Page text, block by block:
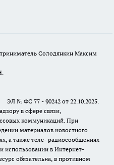
Солодянкин Максим
ЭЛ № ФС 77 - 90242 от 22.10.2025.
в сфере связи,
коммуникаций. При
материалов новостного
а также теле- радиосообщениях
использовании в Интернет-
обязательна, в противном